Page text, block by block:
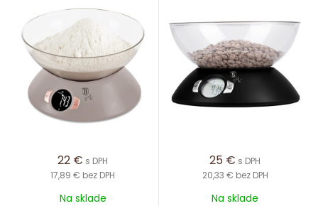
22 € s DPH
17,89 € bez DPH
Na sklade
25 € s DPH
20,33 € bez DPH
Na sklade